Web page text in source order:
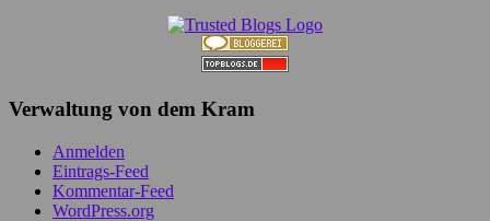
Verwaltung von dem Kram
Anmelden
Eintrags-Feed
Kommentar-Feed
WordPress.org